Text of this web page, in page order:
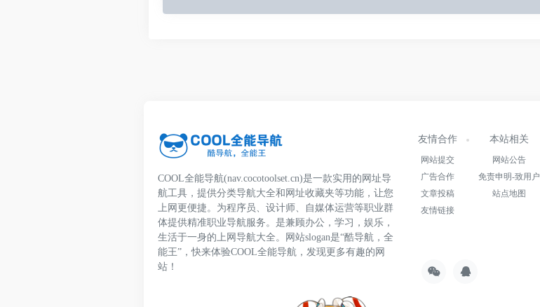
COOL全能导航(nav.cocotoolset.cn)是一款实用的网址导
航工具，提供分类导航大全和网址收藏夹等功能，让您
上网更便捷。为程序员、设计师、自媒体运营等职业群
体提供精准职业导航服务。是兼顾办公，学习，娱乐，
生活于一身的上网导航大全。网站slogan是“酷导航，全
能王”，快来体验COOL全能导航，发现更多有趣的网
站！
友情合作
网站提交
广告合作
文章投稿
友情链接
本站相关
网站公告
免责申明-致用户
站点地图